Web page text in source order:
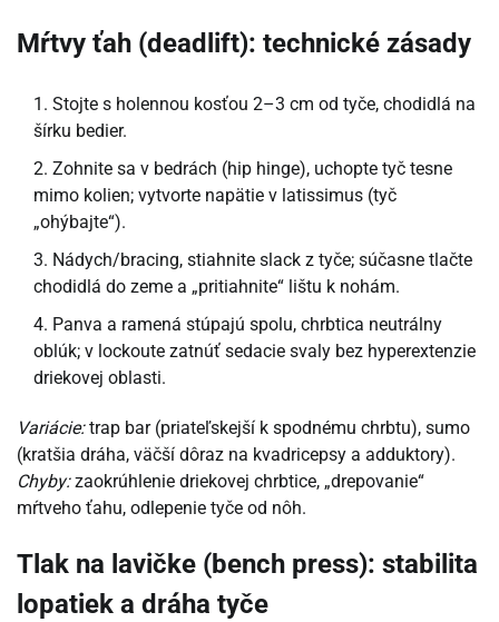
Mŕtvy ťah (deadlift): technické zásady
Stojte s holennou kosťou 2–3 cm od tyče, chodidlá na
šírku bedier.
Zohnite sa v bedrách (hip hinge), uchopte tyč tesne
mimo kolien; vytvorte napätie v latissimus (tyč
„ohýbajte“).
Nádych/bracing, stiahnite slack z tyče; súčasne tlačte
chodidlá do zeme a „pritiahnite“ lištu k nohám.
Panva a ramená stúpajú spolu, chrbtica neutrálny
oblúk; v lockoute zatnúť sedacie svaly bez hyperextenzie
driekovej oblasti.
Variácie:trap bar (priateľskejší k spodnému chrbtu), sumo
(kratšia dráha, väčší dôraz na kvadricepsy a adduktory).
Chyby:zaokrúhlenie driekovej chrbtice, „drepovanie“
mŕtveho ťahu, odlepenie tyče od nôh.
Tlak na lavičke (bench press): stabilita
lopatiek a dráha tyče